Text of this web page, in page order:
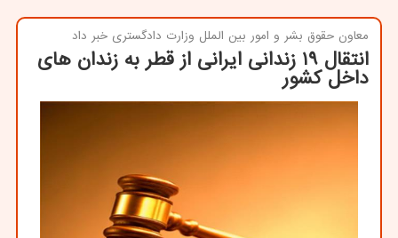
معاون حقوق بشر و امور بین الملل وزارت دادگستری خبر داد
انتقال ۱۹ زندانی ایرانی از قطر به زندان های
داخل کشور